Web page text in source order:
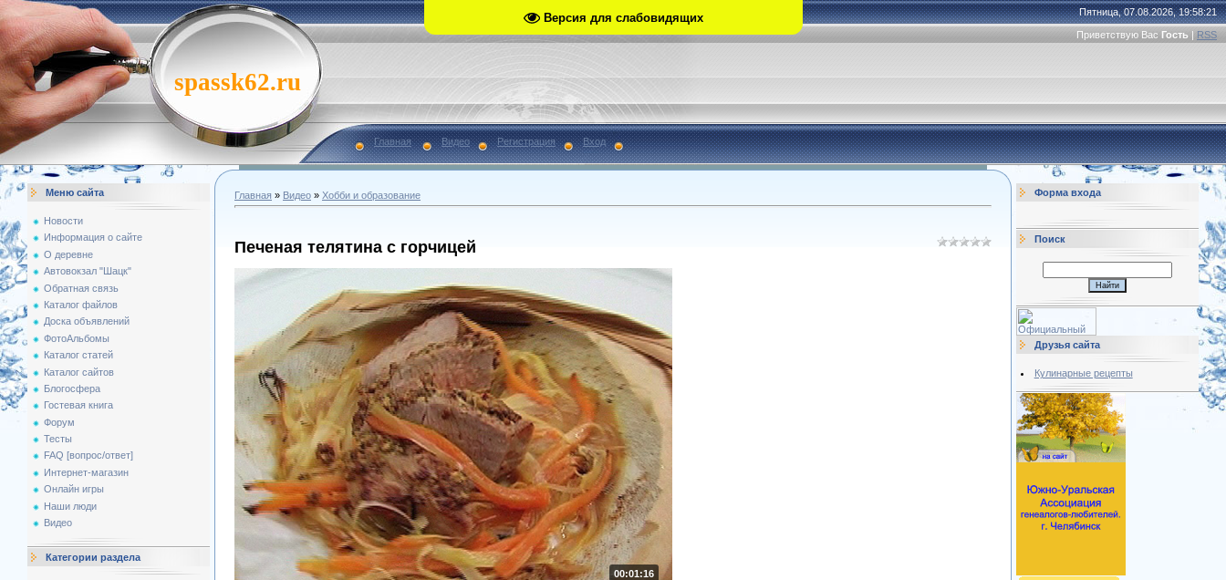
Версия для слабовидящих
spassk62.ru
Пятница, 07.08.2026, 19:58:21
Приветствую Вас Гость | RSS
Главная Видео Регистрация Вход
Меню сайта
Новости
Информация о сайте
О деревне
Автовокзал "Шацк"
Обратная связь
Каталог файлов
Доска объявлений
ФотоАльбомы
Каталог статей
Каталог сайтов
Блогосфера
Гостевая книга
Форум
Тесты
FAQ [вопрос/ответ]
Интернет-магазин
Онлайн игры
Наши люди
Видео
Категории раздела
Главная » Видео » Хобби и образование
Печеная телятина с горчицей
00:01:16
Форма входа
Поиск
Друзья сайта
Кулинарные рецепты